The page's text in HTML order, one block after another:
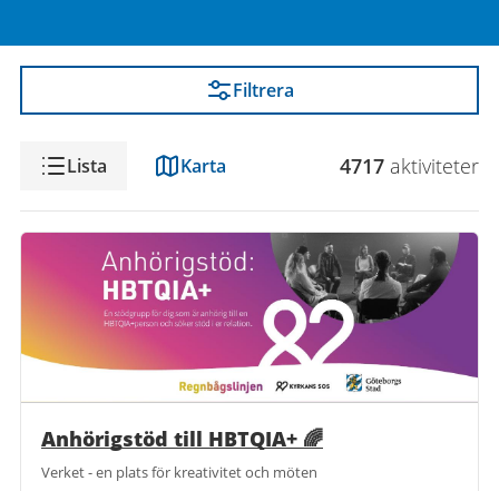
Filtrera
VisningLista Karta 4717 aktiviteter
Anhörigstöd till HBTQIA+ 🌈
Verket - en plats för kreativitet och möten